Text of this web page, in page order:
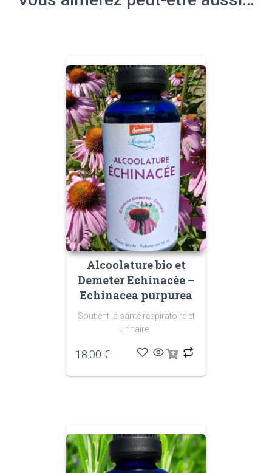
Alcoolature bio et
Demeter Echinacée –
Echinacea purpurea
Soutient la santé respiratoire et
urinaire.
18.00 €